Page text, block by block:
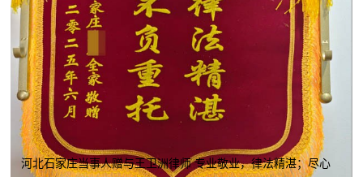
河北石家庄当事人赠与王卫洲律师 专业敬业，律法精湛；尽心